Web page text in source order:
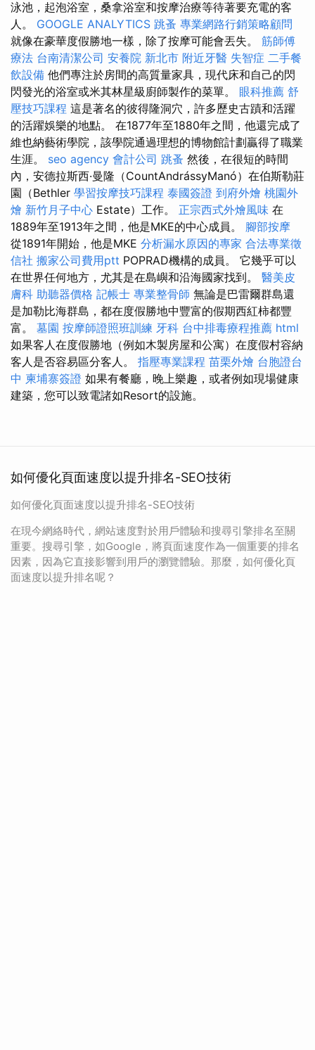
泳池，起泡浴室，桑拿浴室和按摩治療等待著要充電的客
人。 GOOGLE ANALYTICS 跳蚤 專業網路行銷策略顧問
就像在豪華度假勝地一樣，除了按摩可能會丟失。 筋師傅
療法 台南清潔公司 安養院 新北市 附近牙醫 失智症 二手餐
飲設備 他們專注於房間的高質量家具，現代床和自己的閃
閃發光的浴室或米其林星級廚師製作的菜單。 眼科推薦 舒
壓技巧課程 這是著名的彼得隆洞穴，許多歷史古蹟和活躍
的活躍娛樂的地點。 在1877年至1880年之間，他還完成了
維也納藝術學院，該學院通過理想的博物館計劃贏得了職業
生涯。 seo agency 會計公司 跳蚤 然後，在很短的時間
內，安德拉斯西·曼隆（CountAndrássyManó）在伯斯勒莊
園（Bethler 學習按摩技巧課程 泰國簽證 到府外燴 桃園外
燴 新竹月子中心 Estate）工作。 正宗西式外燴風味 在
1889年至1913年之間，他是MKE的中心成員。 腳部按摩
從1891年開始，他是MKE 分析漏水原因的專家 合法專業徵
信社 搬家公司費用ptt POPRAD機構的成員。 它幾乎可以
在世界任何地方，尤其是在島嶼和沿海國家找到。 醫美皮
膚科 助聽器價格 記帳士 專業整骨師 無論是巴雷爾群島還
是加勒比海群島，都在度假勝地中豐富的假期西紅柿都豐
富。 墓園 按摩師證照班訓練 牙科 台中排毒療程推薦 html
如果客人在度假勝地（例如木製房屋和公寓）在度假村容納
客人是否容易區分客人。 指壓專業課程 苗栗外燴 台胞證台
中 柬埔寨簽證 如果有餐廳，晚上樂趣，或者例如現場健康
建築，您可以致電諸如Resort的設施。
如何優化頁面速度以提升排名-SEO技術
如何優化頁面速度以提升排名-SEO技術
在現今網絡時代，網站速度對於用戶體驗和搜尋引擎排名至關
重要。搜尋引擎，如Google，將頁面速度作為一個重要的排名
因素，因為它直接影響到用戶的瀏覽體驗。那麼，如何優化頁
面速度以提升排名呢？